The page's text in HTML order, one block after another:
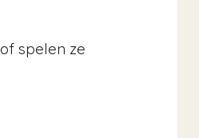
spelen ze